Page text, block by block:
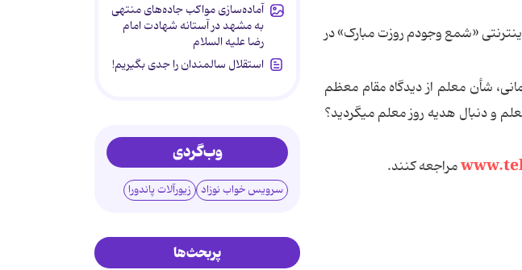
«شمع وجودم روزت مبارک» در
شأن معلم از دیدگاه مقام معظم
و دنبال هدیه روز معلم می‏گردید؟
مراجعه کنند.
آماده‌سازی مواکب جاده‌های منتهی
به مشهد در آستانه شهادت امام
رضا علیه السلام
استقلال سالمندان را جدی بگیریم!
وب‌گردی
سرویس خواب نوزاد زیورآلات پاندورا
پربحث‌ها